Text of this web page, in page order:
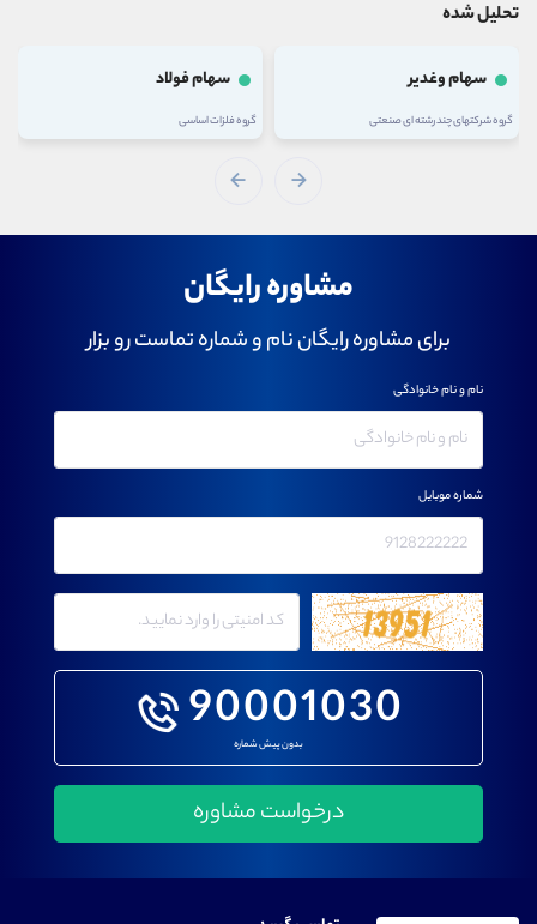
تحلیل شده
سهام وغدیر
گروه شرکتهای چند رشته ای صنعتی
سهام فولاد
گروه فلزات اساسی
مشاوره رایگان
برای مشاوره رایگان نام و شماره تماست رو بزار
90001030
بدون پیش شماره
نام و نام خانوادگی
شماره موبایل